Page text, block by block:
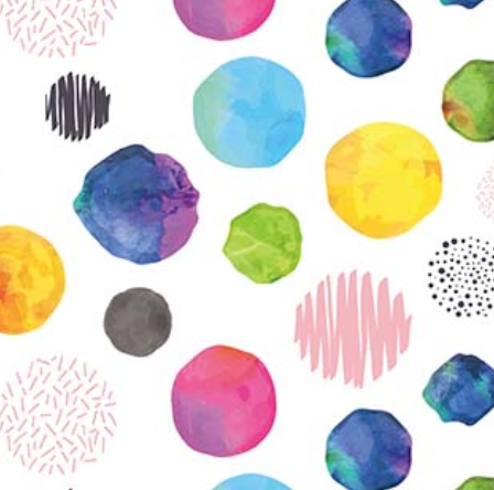
Etkö ole vielä Varhaiskasvatuksen Tietopalvelun
jäsen?
Liity tästä!